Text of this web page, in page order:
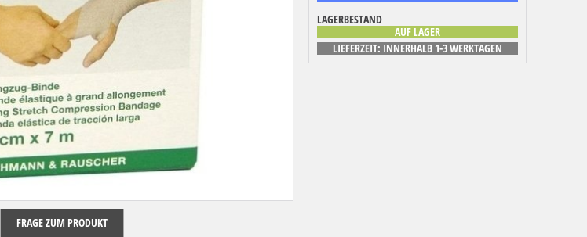
LAGERBESTAND
AUF LAGER
LIEFERZEIT: INNERHALB 1-3 WERKTAGEN
FRAGE ZUM PRODUKT